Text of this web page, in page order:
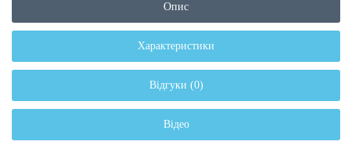
Опис
Характеристики
Відгуки (0)
Відео